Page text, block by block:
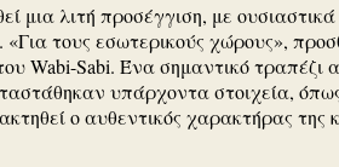
μια λιτή προσέγγιση, με
τους εσωτερικούς χώρους»,
Wabi-Sabi. Ένα σημαντικό
υπάρχοντα στοιχεία, όπως
ο αυθεντικός χαρακτήρας